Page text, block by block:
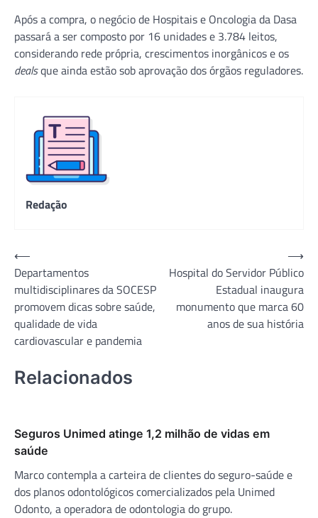
Após a compra, o negócio de Hospitais e Oncologia da Dasa
passará a ser composto por 16 unidades e 3.784 leitos,
considerando rede própria, crescimentos inorgânicos e os
dealsque ainda estão sob aprovação dos órgãos reguladores.
Redação
Navegação
de
Post
⟵
Departamentos
multidisciplinares da SOCESP
promovem dicas sobre saúde,
qualidade de vida
cardiovascular e pandemia
Hospital do Servidor Público
Estadual inaugura
monumento que marca 60
anos de sua história
⟶
Relacionados
Seguros Unimed atinge 1,2 milhão de vidas em
saúde
Marco contempla a carteira de clientes do seguro-saúde e
dos planos odontológicos comercializados pela Unimed
Odonto, a operadora de odontologia do grupo.